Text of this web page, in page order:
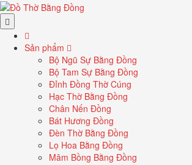
Sản phẩm
Bộ Ngũ Sự Bằng Đồng
Bộ Tam Sự Bằng Đồng
Đỉnh Đồng Thờ Cúng
Hạc Thờ Bằng Đồng
Chân Nến Đồng
Bát Hương Đồng
Đèn Thờ Bằng Đồng
Lọ Hoa Bằng Đồng
Mâm Bồng Bằng Đồng